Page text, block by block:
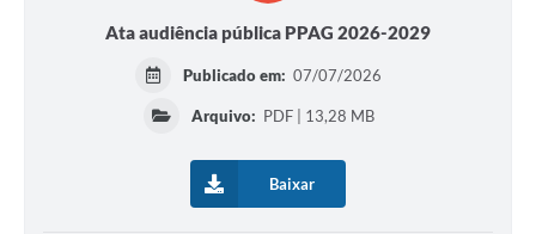
Ata audiência pública PPAG 2026-2029
Publicado em: 07/07/2026
Arquivo: PDF | 13,28 MB
Baixar